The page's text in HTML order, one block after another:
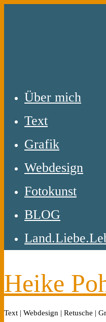
Über mich
Text
Grafik
Webdesign
Fotokunst
BLOG
Heike
Text | Webdesign | Retusche |